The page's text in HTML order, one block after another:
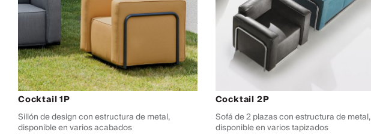
Cocktail 1P
Sillón de design con estructura de metal,
disponible en varios acabados
Cocktail 2P
Sofá de 2 plazas con estructura de metal,
disponible en varios tapizados